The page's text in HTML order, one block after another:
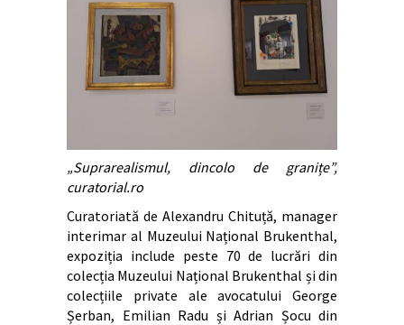
„Suprarealismul, dincolo de granițe”,
curatorial.ro
Curatoriată de Alexandru Chituță, manager
interimar al Muzeului Național Brukenthal,
expoziția include peste 70 de lucrări din
colecția Muzeului Național Brukenthal și din
colecțiile private ale avocatului George
Șerban, Emilian Radu și Adrian Șocu din